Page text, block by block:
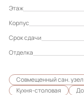
Этаж
Корпус
Срок сдачи
Отделка
Совмещенный сан. узел
Кухня-столовая